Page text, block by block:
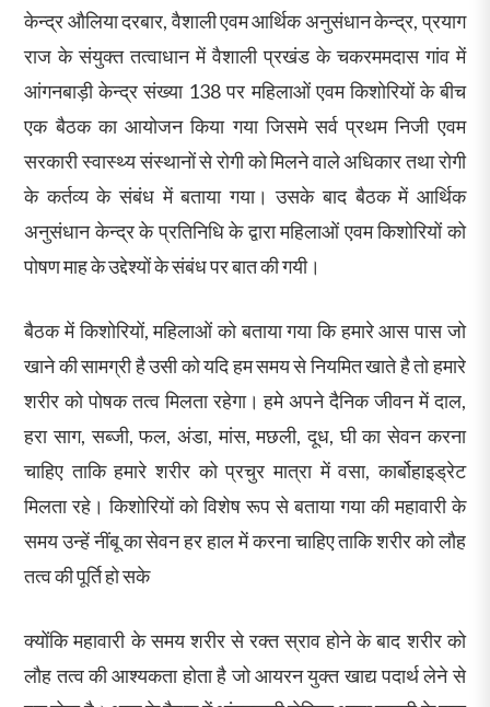
केन्द्र औलिया दरबार, वैशाली एवम आर्थिक अनुसंधान केन्द्र, प्रयाग
राज के संयुक्त तत्वाधान में वैशाली प्रखंड के चकरममदास गांव में
आंगनबाड़ी केन्द्र संख्या 138 पर महिलाओं एवम किशोरियों के बीच
एक बैठक का आयोजन किया गया जिसमे सर्व प्रथम निजी एवम
सरकारी स्वास्थ्य संस्थानों से रोगी को मिलने वाले अधिकार तथा रोगी
के कर्तव्य के संबंध में बताया गया। उसके बाद बैठक में आर्थिक
अनुसंधान केन्द्र के प्रतिनिधि के द्वारा महिलाओं एवम किशोरियों को
पोषण माह के उद्देश्यों के संबंध पर बात की गयी।
बैठक में किशोरियों, महिलाओं को बताया गया कि हमारे आस पास जो
खाने की सामग्री है उसी को यदि हम समय से नियमित खाते है तो हमारे
शरीर को पोषक तत्व मिलता रहेगा। हमे अपने दैनिक जीवन में दाल,
हरा साग, सब्जी, फल, अंडा, मांस, मछली, दूध, घी का सेवन करना
चाहिए ताकि हमारे शरीर को प्रचुर मात्रा में वसा, कार्बोहाइड्रेट
मिलता रहे। किशोरियों को विशेष रूप से बताया गया की महावारी के
समय उन्हें नींबू का सेवन हर हाल में करना चाहिए ताकि शरीर को लौह
तत्व की पूर्ति हो सके
क्योंकि महावारी के समय शरीर से रक्त स्राव होने के बाद शरीर को
लौह तत्व की आश्यकता होता है जो आयरन युक्त खाद्य पदार्थ लेने से